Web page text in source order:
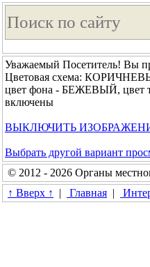
Уважаемый Посетитель! Вы
Цветовая схема:
цвет фона - БЕЖЕВЫЙ, цвет
включены
ВЫКЛЮЧИТЬ
Выбрать другой вариант
© 2012 - 2026 Органы
↑ Вверх ↑
| Главная |